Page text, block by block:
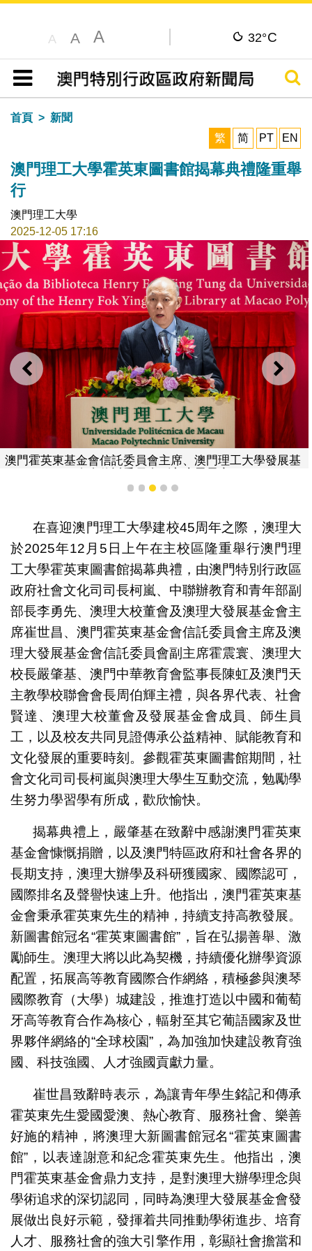
A A A 32°C
目錄
搜尋
首頁
新聞
繁
简 PT EN
澳門理工大學霍英東圖書館揭幕典禮隆重舉
行
澳門理工大學
2025-12-05 17:16
上一則 下一
澳門霍英東基金會信託委員會主席、澳門理工大學發展基
1 2 3 4 5
在喜迎澳門理工大學建校45周年之際，澳理大
於2025年12月5日上午在主校區隆重舉行澳門理
工大學霍英東圖書館揭幕典禮，由澳門特別行政區
政府社會文化司司長柯嵐、中聯辦教育和青年部副
部長李勇先、澳理大校董會及澳理大發展基金會主
席崔世昌、澳門霍英東基金會信託委員會主席及澳
理大發展基金會信託委員會副主席霍震寰、澳理大
校長嚴肇基、澳門中華教育會監事長陳虹及澳門天
主教學校聯會會長周伯輝主禮，與各界代表、社會
賢達、澳理大校董會及發展基金會成員、師生員
工，以及校友共同見證傳承公益精神、賦能教育和
文化發展的重要時刻。參觀霍英東圖書館期間，社
會文化司司長柯嵐與澳理大學生互動交流，勉勵學
生努力學習學有所成，歡欣愉快。
揭幕典禮上，嚴肇基在致辭中感謝澳門霍英東
基金會慷慨捐贈，以及澳門特區政府和社會各界的
長期支持，澳理大辦學及科研獲國家、國際認可，
國際排名及聲譽快速上升。他指出，澳門霍英東基
金會秉承霍英東先生的精神，持續支持高教發展。
新圖書館冠名“霍英東圖書館”，旨在弘揚善舉、激
勵師生。澳理大將以此為契機，持續優化辦學資源
配置，拓展高等教育國際合作網絡，積極參與澳琴
國際教育（大學）城建設，推進打造以中國和葡萄
牙高等教育合作為核心，輻射至其它葡語國家及世
界夥伴網絡的“全球校園”，為加強加快建設教育強
國、科技強國、人才強國貢獻力量。
崔世昌致辭時表示，為讓青年學生銘記和傳承
霍英東先生愛國愛澳、熱心教育、服務社會、樂善
好施的精神，將澳理大新圖書館冠名“霍英東圖書
館”，以表達謝意和紀念霍英東先生。他指出，澳
門霍英東基金會鼎力支持，是對澳理大辦學理念與
學術追求的深切認同，同時為澳理大發展基金會發
展做出良好示範，發揮着共同推動學術進步、培育
人才、服務社會的強大引擎作用，彰顯社會擔當和